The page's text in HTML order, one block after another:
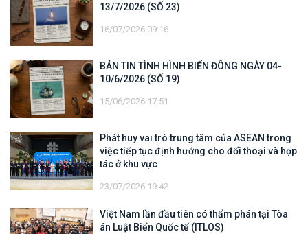
13/7/2026 (SỐ 23)
16/07/2026 09:16
BẢN TIN TÌNH HÌNH BIỂN ĐÔNG NGÀY 04-
10/6/2026 (SỐ 19)
15/06/2026 17:51
Phát huy vai trò trung tâm của ASEAN trong
việc tiếp tục định hướng cho đối thoại và hợp
tác ở khu vực
23/07/2026 19:42
Việt Nam lần đầu tiên có thẩm phán tại Tòa
án Luật Biển Quốc tế (ITLOS)